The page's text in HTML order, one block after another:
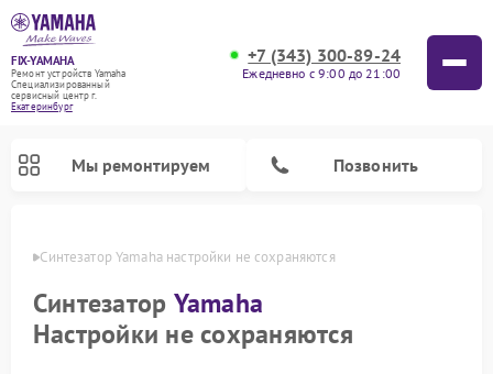
FIX-YAMAHA
Ремонт устройств Yamaha
Специализированный
cервисный центр г.
Екатеринбург
+7 (343) 300-89-24
Ежедневно с 9:00 до 21:00
Мы ремонтируем Позвонить
Синтезатор Yamaha настройки не сохраняются
Синтезатор Yamaha
Настройки не сохраняются